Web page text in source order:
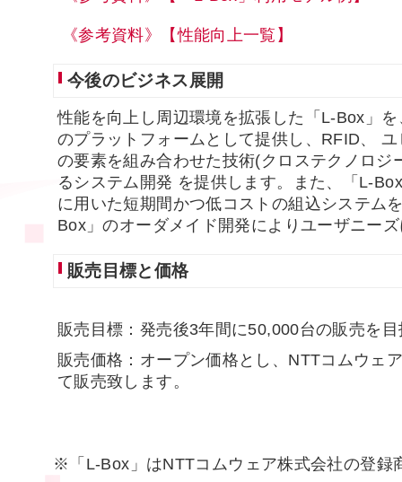
《参考資料》【性能向上一覧】
今後のビジネス展開
性能を向上し周辺環境を拡張した「L-Box」
のプラットフォームとして提供し、RFID、
の要素を組み合わせた技術(クロステクノロジ
るシステム開発 を提供します。また、「L-
に用いた短期間かつ低コストの組込システム
Box」のオーダメイド開発によりユーザニー
販売目標と価格
販売目標：発売後3年間に50,000台の販売を
販売価格：オープン価格とし、NTTコムウェ
て販売致します。
※「L-Box」はNTTコムウェア株式会社の登録